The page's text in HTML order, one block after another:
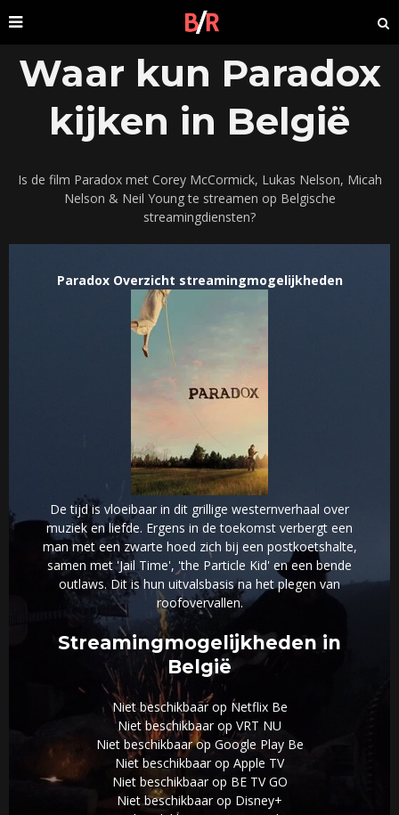
Waar kun Paradox
kijken in België
Is de film Paradox met Corey McCormick, Lukas Nelson, Micah
Nelson & Neil Young te streamen op Belgische
streamingdiensten?
Paradox Overzicht streamingmogelijkheden
De tijd is vloeibaar in dit grillige westernverhaal over
muziek en liefde. Ergens in de toekomst verbergt een
man met een zwarte hoed zich bij een postkoetshalte,
samen met 'Jail Time', 'the Particle Kid' en een bende
outlaws. Dit is hun uitvalsbasis na het plegen van
roofovervallen.
Streamingmogelijkheden in
België
Niet beschikbaar op Netflix Be
Niet beschikbaar op VRT NU
Niet beschikbaar op Google Play Be
Niet beschikbaar op Apple TV
Niet beschikbaar op BE TV GO
Niet beschikbaar op Disney+